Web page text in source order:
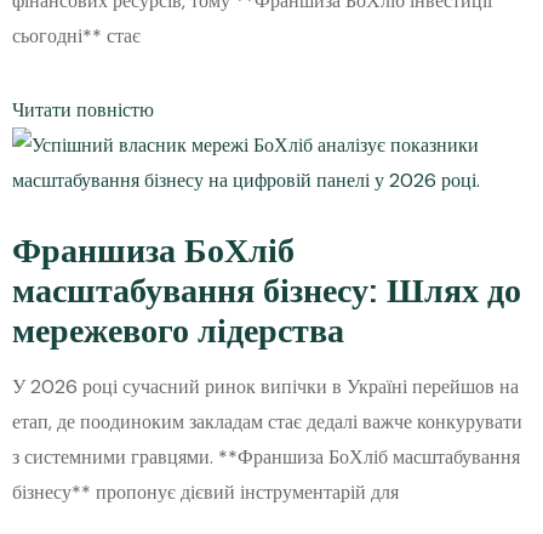
сьогодні** стає
Читати повністю
Франшиза БоХліб
масштабування бізнесу: Шлях до
мережевого лідерства
У 2026 році сучасний ринок випічки в Україні перейшов на
етап, де поодиноким закладам стає дедалі важче конкурувати
з системними гравцями. **Франшиза БоХліб масштабування
бізнесу** пропонує дієвий інструментарій для